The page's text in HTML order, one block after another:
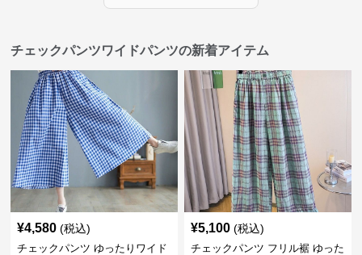
チェックパンツワイドパンツの新着アイテム
¥4,580 (税込)
チェックパンツ ゆったりワイド
¥5,100 (税込)
チェックパンツ フリル裾 ゆった